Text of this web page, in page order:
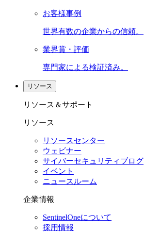
お客様事例
世界有数の企業からの信頼。
業界賞・評価
専門家による検証済み。
リソース
リソース＆サポート
リソース
リソースセンター
ウェビナー
サイバーセキュリティブログ
イベント
ニュースルーム
企業情報
SentinelOneについて
採用情報